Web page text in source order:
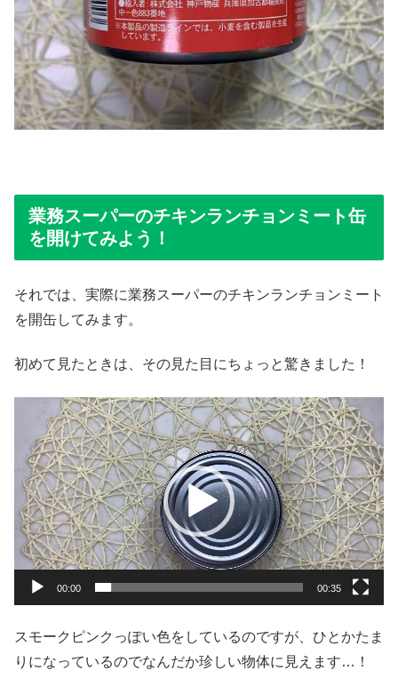
業務スーパーのチキンランチョンミート缶
を開けてみよう！
それでは、実際に業務スーパーのチキンランチョンミート
を開缶してみます。
初めて見たときは、その見た目にちょっと驚きました！
プ
レ
ー
ヤ
ー
00:00 00:35
スモークピンクっぽい色をしているのですが、ひとかたま
りになっているのでなんだか珍しい物体に見えます…！